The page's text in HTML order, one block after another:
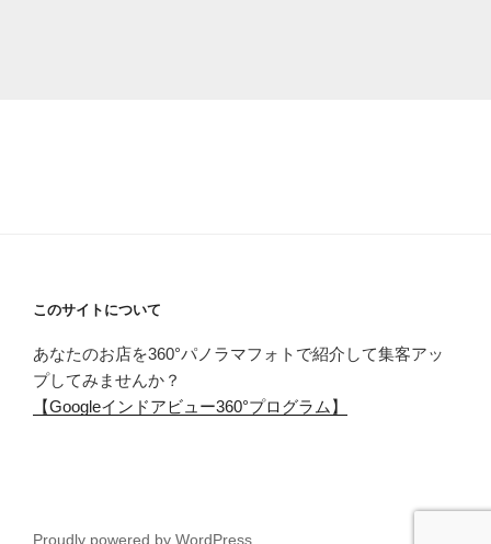
このサイトについて
あなたのお店を360°パノラマフォトで紹介して集客アッ
プしてみませんか？
【Googleインドアビュー360°プログラム】
Proudly powered by WordPress